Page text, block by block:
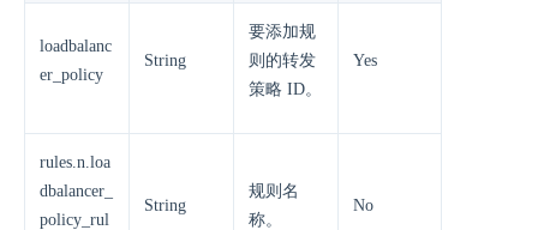
loadbalanc
er_policy
String
要添加规
则的转发
策略 ID。
Yes
rules.n.loa
dbalancer_
policy_rul
String
规则名
称。
No